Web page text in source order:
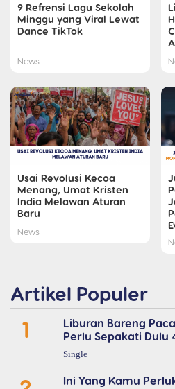
9 Refrensi Lagu Sekolah
Minggu yang Viral Lewat
Dance TikTok
News
Usai Revolusi Kecoa
Menang, Umat Kristen
India Melawan Aturan
Baru
News
Artikel Populer
1
Liburan Bareng
Perlu Sepakati Dulu
Single
Ini Yang Kamu